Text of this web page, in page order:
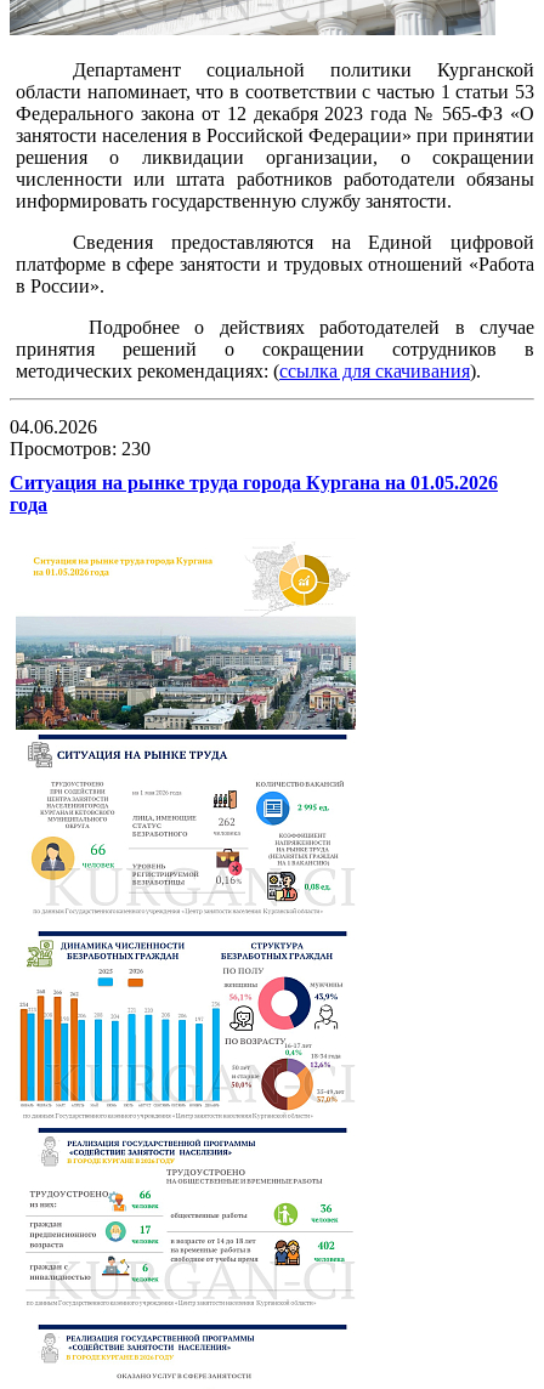
Департамент социальной политики Курганской
области напоминает, что в соответствии с частью 1 статьи 53
Федерального закона от 12 декабря 2023 года № 565-ФЗ «О
занятости населения в Российской Федерации» при принятии
решения о ликвидации организации, о сокращении
численности или штата работников работодатели обязаны
информировать государственную службу занятости.
Сведения предоставляются на Единой цифровой
платформе в сфере занятости и трудовых отношений «Работа
в России».
Подробнее о действиях работодателей в случае
принятия решений о сокращении сотрудников в
методических рекомендациях: (ссылка для скачивания).
04.06.2026
Просмотров: 230
Ситуация на рынке труда города Кургана на 01.05.2026
года